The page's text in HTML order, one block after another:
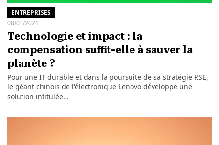
ENTREPRISES
08/03/2021
Technologie et impact : la
compensation suffit-elle à sauver la
planète ?
Pour une IT durable et dans la poursuite de sa stratégie RSE,
le géant chinois de l'électronique Lenovo développe une
solution intitulée…